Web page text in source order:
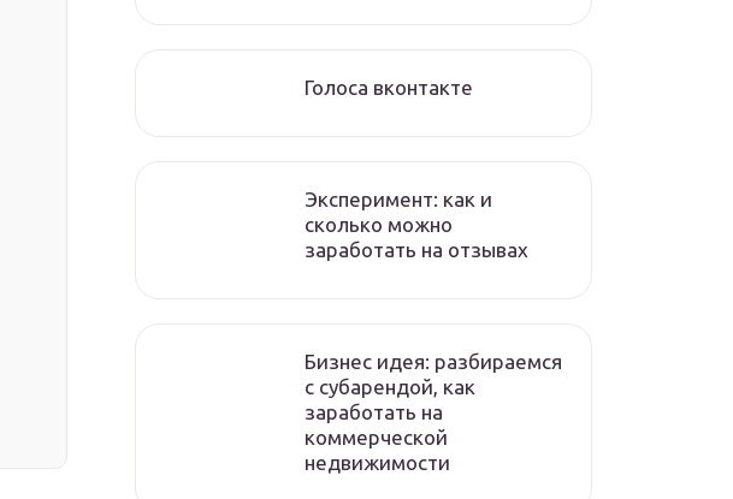
Голоса вконтакте
Эксперимент: как и
сколько можно
заработать на отзывах
Бизнес идея: разбираемся
с субарендой, как
заработать на
коммерческой
недвижимости